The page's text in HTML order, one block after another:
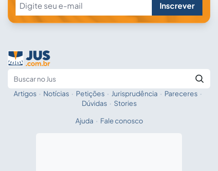
Inscrever
Fale com a IA
Artigos · Notícias · Petições · Jurisprudência · Pareceres ·
Dúvidas · Stories
Ajuda · Fale conosco